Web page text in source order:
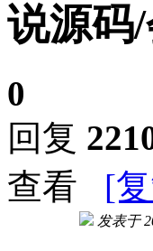
说源码
0
回复
查看
[
发表于